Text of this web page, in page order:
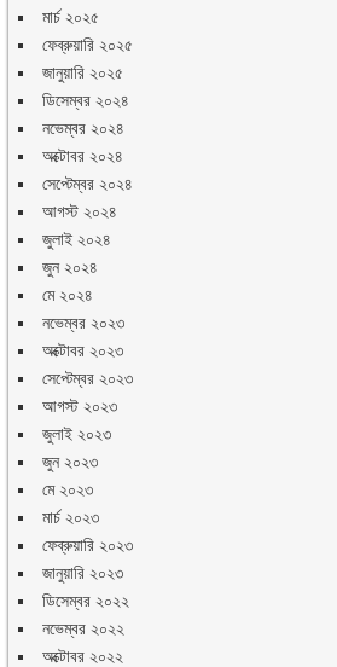
মার্চ ২০২৫
ফেব্রুয়ারি ২০২৫
জানুয়ারি ২০২৫
ডিসেম্বর ২০২৪
নভেম্বর ২০২৪
অক্টোবর ২০২৪
সেপ্টেম্বর ২০২৪
আগস্ট ২০২৪
জুলাই ২০২৪
জুন ২০২৪
মে ২০২৪
নভেম্বর ২০২৩
অক্টোবর ২০২৩
সেপ্টেম্বর ২০২৩
আগস্ট ২০২৩
জুলাই ২০২৩
জুন ২০২৩
মে ২০২৩
মার্চ ২০২৩
ফেব্রুয়ারি ২০২৩
জানুয়ারি ২০২৩
ডিসেম্বর ২০২২
নভেম্বর ২০২২
অক্টোবর ২০২২